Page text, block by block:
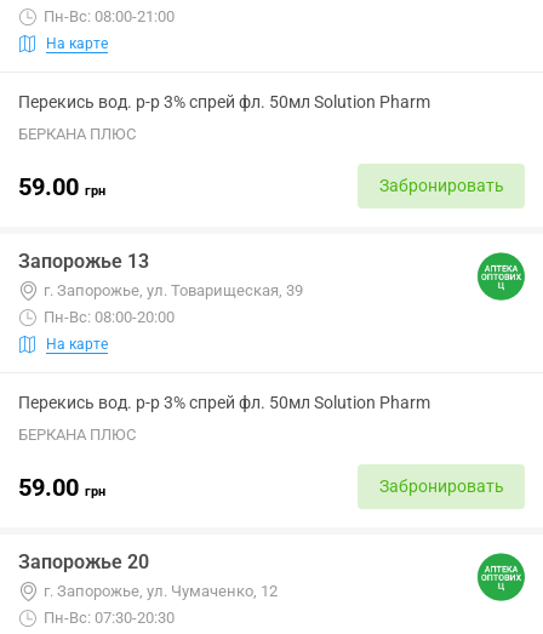
Пн-Вс: 08:00-21:00
На карте
Перекись вод. р-р 3% спрей фл. 50мл Solution Pharm
БЕРКАНА ПЛЮС
59.00 грн Забронировать
Запорожье 13
г. Запорожье, ул. Товарищеская, 39
Пн-Вс: 08:00-20:00
На карте
Перекись вод. р-р 3% спрей фл. 50мл Solution Pharm
БЕРКАНА ПЛЮС
59.00 грн Забронировать
Запорожье 20
г. Запорожье, ул. Чумаченко, 12
Пн-Вс: 07:30-20:30